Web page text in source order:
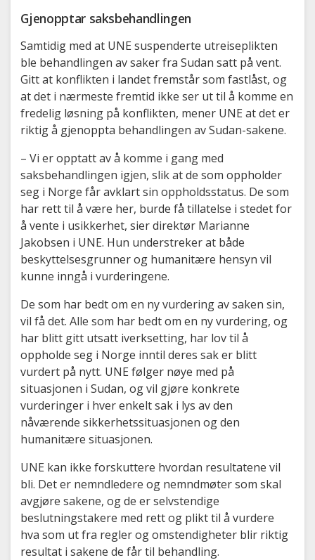
Gjenopptar saksbehandlingen
Samtidig med at UNE suspenderte utreiseplikten
ble behandlingen av saker fra Sudan satt på vent.
Gitt at konflikten i landet fremstår som fastlåst, og
at det i nærmeste fremtid ikke ser ut til å komme en
fredelig løsning på konflikten, mener UNE at det er
riktig å gjenoppta behandlingen av Sudan-sakene.
– Vi er opptatt av å komme i gang med
saksbehandlingen igjen, slik at de som oppholder
seg i Norge får avklart sin oppholdsstatus. De som
har rett til å være her, burde få tillatelse i stedet for
å vente i usikkerhet, sier direktør Marianne
Jakobsen i UNE. Hun understreker at både
beskyttelsesgrunner og humanitære hensyn vil
kunne inngå i vurderingene.
De som har bedt om en ny vurdering av saken sin,
vil få det. Alle som har bedt om en ny vurdering, og
har blitt gitt utsatt iverksetting, har lov til å
oppholde seg i Norge inntil deres sak er blitt
vurdert på nytt. UNE følger nøye med på
situasjonen i Sudan, og vil gjøre konkrete
vurderinger i hver enkelt sak i lys av den
nåværende sikkerhetssituasjonen og den
humanitære situasjonen.
UNE kan ikke forskuttere hvordan resultatene vil
bli. Det er nemndledere og nemndmøter som skal
avgjøre sakene, og de er selvstendige
beslutningstakere med rett og plikt til å vurdere
hva som ut fra regler og omstendigheter blir riktig
resultat i sakene de får til behandling.